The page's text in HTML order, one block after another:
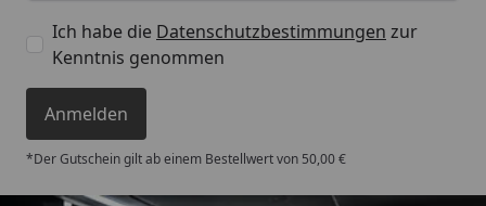
Ich habe die Datenschutzbestimmungen zur
Kenntnis genommen
Anmelden
*Der Gutschein gilt ab einem Bestellwert von 50,00 €